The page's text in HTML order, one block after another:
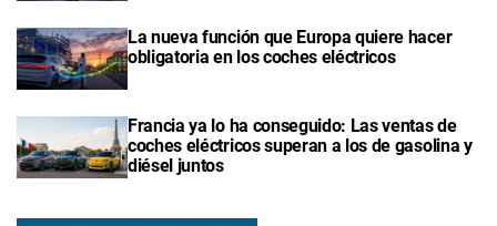
La nueva función que Europa quiere hacer
obligatoria en los coches eléctricos
Francia ya lo ha conseguido: Las ventas de
coches eléctricos superan a los de gasolina y
diésel juntos